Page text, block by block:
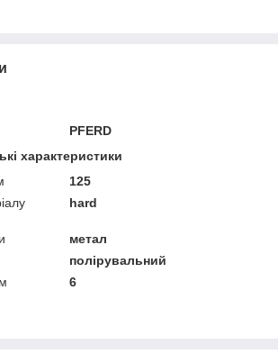
PFERD
характеристики
125
hard
метал
полірувальний
6